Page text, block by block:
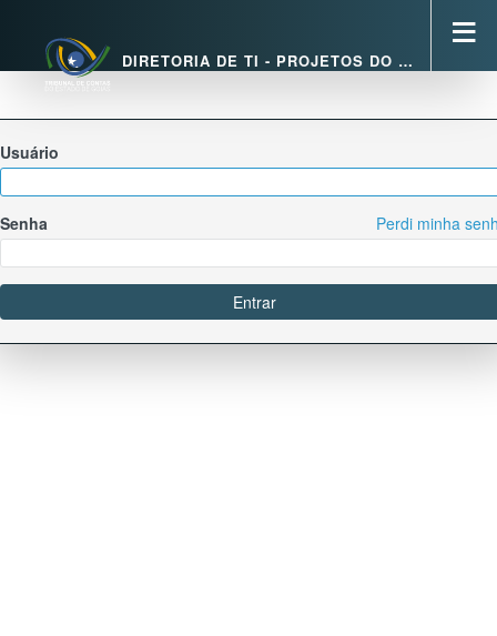
DIRETORIA DE TI - PROJETOS DO TCEGO
Usuário
Senha Perdi minha